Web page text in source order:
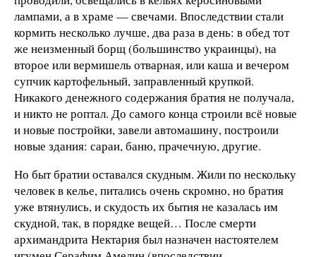
лампами, а в храме — свечами. Впоследствии стали
кормить несколько лучше, два раза в день: в обед тот
же неизменный борщ (большинство украинцы), на
второе или вермишель отварная, или каша и вечером
супчик картофельный, заправленный крупкой.
Никакого денежного содержания братия не получала,
и никто не роптал. До самого конца строили всё новые
и новые постройки, завели автомашину, построили
новые здания: сараи, баню, прачечную, другие.
Но быт братии оставался скудным. Жили по нескольку
человек в келье, питались очень скромно, но братия
уже втянулись, и скудость их бытия не казалась им
скудной, так, в порядке вещей… После смерти
архимандрита Нектария был назначен настоятелем